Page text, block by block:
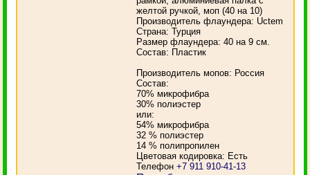
желтой ручкой, моп (40 на 10)
Производитель флаундера: Uctem
Страна: Турция
Размер флаундера: 40 на 9 см.
Состав: Пластик
Производитель мопов: Россия
Состав:
70% микрофибра
30% полиэстер
или:
54% микрофибра
32 % полиэстер
14 % полипропилен
Цветовая кодировка: Есть
Телефон+7 911 910-41-13